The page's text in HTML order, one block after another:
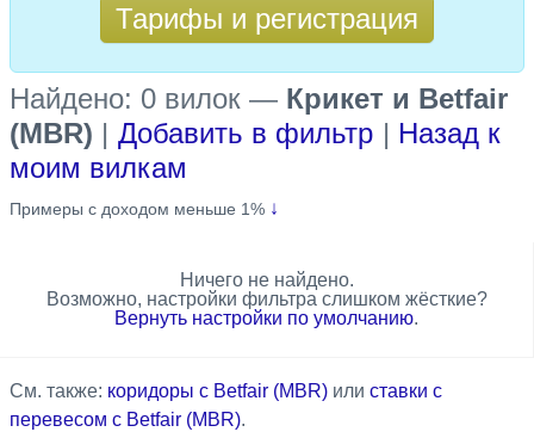
Тарифы и регистрация
Найдено: 0 вилок — Крикет и Betfair
(MBR) | Добавить в фильтр | Назад к
моим вилкам
Примеры с доходом меньше 1% ↓
Ничего не найдено.
Возможно, настройки фильтра слишком жёсткие?
Вернуть настройки по умолчанию.
См. также: коридоры с Betfair (MBR) или ставки с
перевесом с Betfair (MBR).